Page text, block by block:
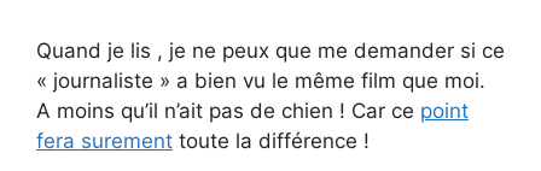
Quand je lis , je ne peux que me demander si ce
« journaliste » a bien vu le même film que moi.
A moins qu’il n’ait pas de chien ! Car ce point
fera surement toute la différence !